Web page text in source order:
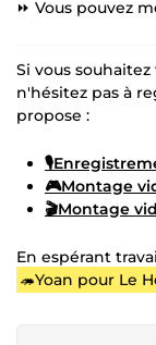
⏩ Vous pouvez
Si vous
n'hésitez pas à
propose :
🎮Montage
🎬Montage
En espérant
🦔Yoan pour Le